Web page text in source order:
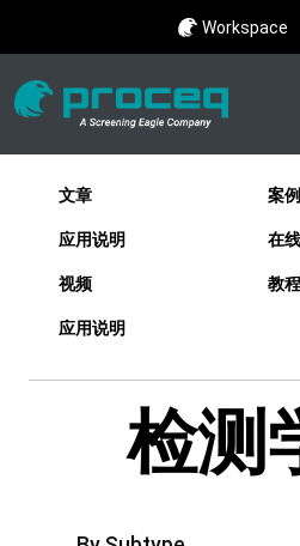
Workspace
文章 案
应用说明 在
视频 教程
应用说明
检测